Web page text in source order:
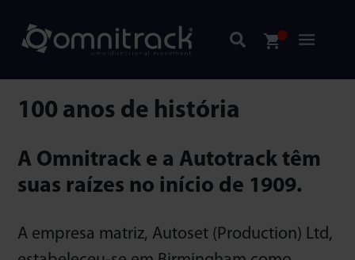
100 anos de história
A Omnitrack e a Autotrack têm
suas raízes no início de 1909.
A empresa matriz, Autoset (Production) Ltd,